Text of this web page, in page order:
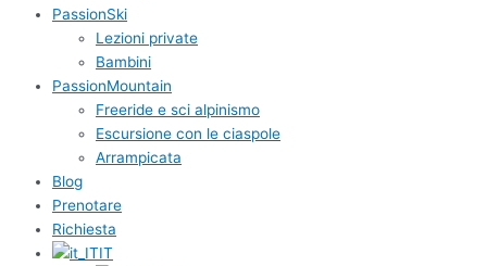
PassionSki
Lezioni private
Bambini
PassionMountain
Freeride e sci alpinismo
Escursione con le ciaspole
Arrampicata
Blog
Prenotare
Richiesta
IT